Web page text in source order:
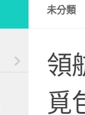
未分類
領
覓